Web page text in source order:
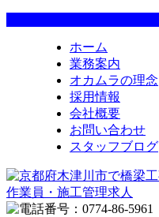
ホーム
業務案内
オカムラの理念
採用情報
会社概要
お問い合わせ
スタッフブログ